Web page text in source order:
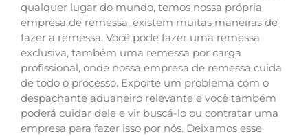
qualquer lugar do mundo, temos nossa própria
empresa de remessa, existem muitas maneiras de
fazer a remessa. Você pode fazer uma remessa
exclusiva, também uma remessa por carga
profissional, onde nossa empresa de remessa cuida
de todo o processo. Exporte um problema com o
despachante aduaneiro relevante e você também
poderá cuidar dele e vir buscá-lo ou contratar uma
empresa para fazer isso por nós. Deixamos esse